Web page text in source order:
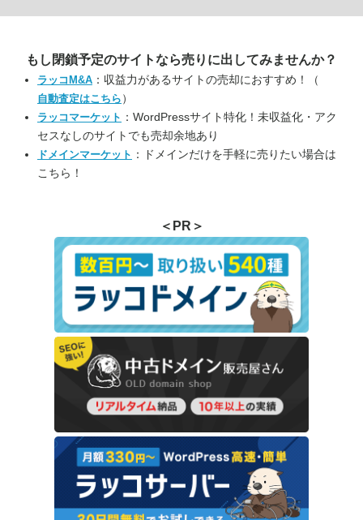
もし閉鎖予定のサイトなら売りに出してみませんか？
ラッコM&A ：収益力があるサイトの売却におすすめ！（
自動査定はこちら ）
ラッコマーケット ：WordPressサイト特化！未収益化・アク
セスなしのサイトでも売却余地あり
ドメインマーケット ：ドメインだけを手軽に売りたい場合は
こちら！
＜PR＞